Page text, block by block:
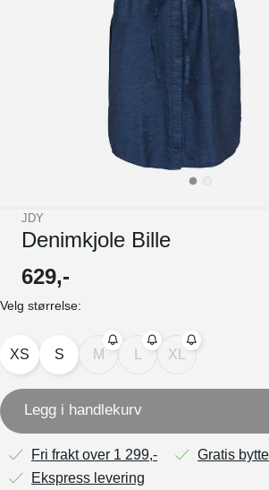
JDY
Denimkjole Bille
629,-
Velg størrelse:
XS S M XL
Legg i handlekurv
Fri frakt over 1 299,-
Gratis
Ekspress levering